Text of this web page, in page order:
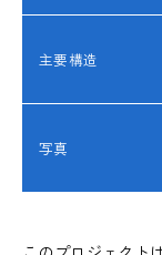
主要構造
写真